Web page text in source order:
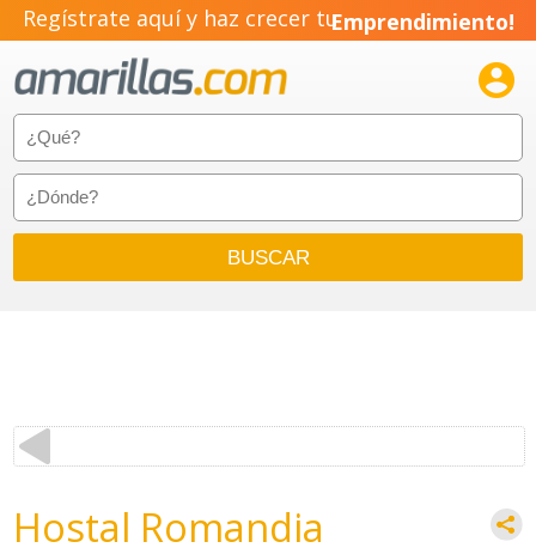
Regístrate aquí y haz crecer tuEmprendimiento!

Hostal Romandia